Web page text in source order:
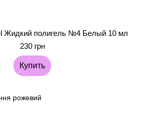
Жидкий полигель №4 Белый 10 мл
230 грн
Купить